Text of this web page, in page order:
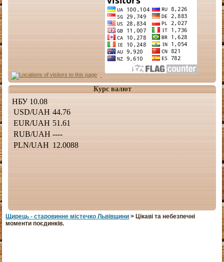
Курс валют
Щирець - старовинне мiстечко Львiвщини > Цікаві та небезпечні
моменти поєдинків.